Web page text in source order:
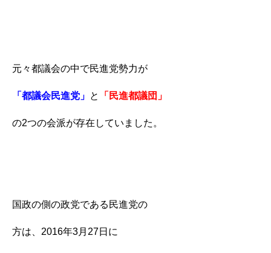
元々都議会の中で民進党勢力が
「都議会民進党」 と 「民進都議団」
の2つの会派が存在していました。
国政の側の政党である民進党の
方は、2016年3月27日に